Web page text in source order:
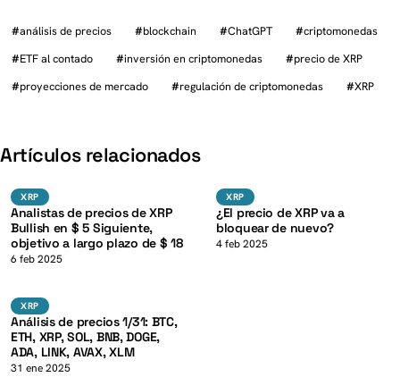
#análisis de precios #blockchain #ChatGPT #criptomonedas
#ETF al contado #inversión en criptomonedas #precio de XRP
#proyecciones de mercado #regulación de criptomonedas #XRP
Artículos relacionados
XRP K
XRP
Analistas de precios de XRP
Bullish en $ 5 Siguiente,
objetivo a largo plazo de $ 18
6 feb 2025
XRP
XRP
¿El precio de XRP va a
bloquear de nuevo?
4 feb 2025
XRP K
XRP
Análisis de precios 1/31: BTC,
ETH, XRP, SOL, BNB, DOGE,
ADA, LINK, AVAX, XLM
31 ene 2025